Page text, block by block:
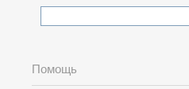
Помощь